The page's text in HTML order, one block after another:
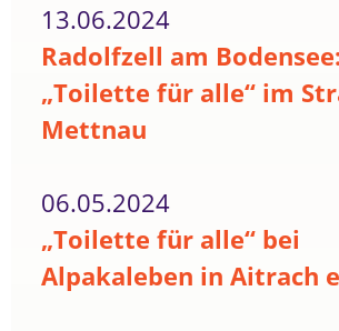
13.06.2024
Radolfzell am Bodensee:
„Toilette für alle“ im
Mettnau
06.05.2024
„Toilette für alle“ bei
Alpakaleben in Aitrach